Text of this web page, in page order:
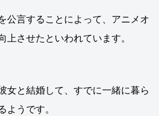
公言することによって、アニメオ
上させたといわれています。
女と結婚して、すでに一緒に暮ら
うです。